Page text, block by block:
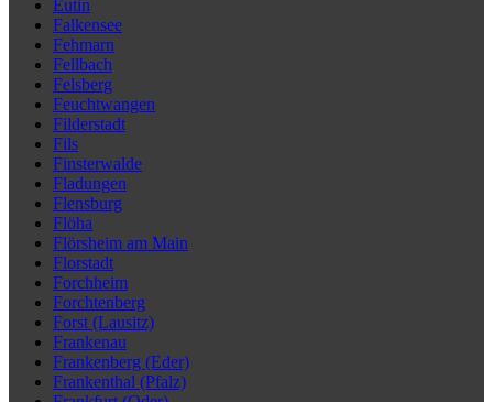
Eutin
Falkensee
Fehmarn
Fellbach
Felsberg
Feuchtwangen
Filderstadt
Fils
Finsterwalde
Fladungen
Flensburg
Flöha
Flörsheim am Main
Florstadt
Forchheim
Forchtenberg
Forst (Lausitz)
Frankenau
Frankenberg (Eder)
Frankenthal (Pfalz)